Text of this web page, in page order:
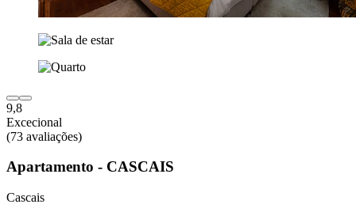
9,8
Excecional
(73 avaliações)
Apartamento - CASCAIS
Cascais